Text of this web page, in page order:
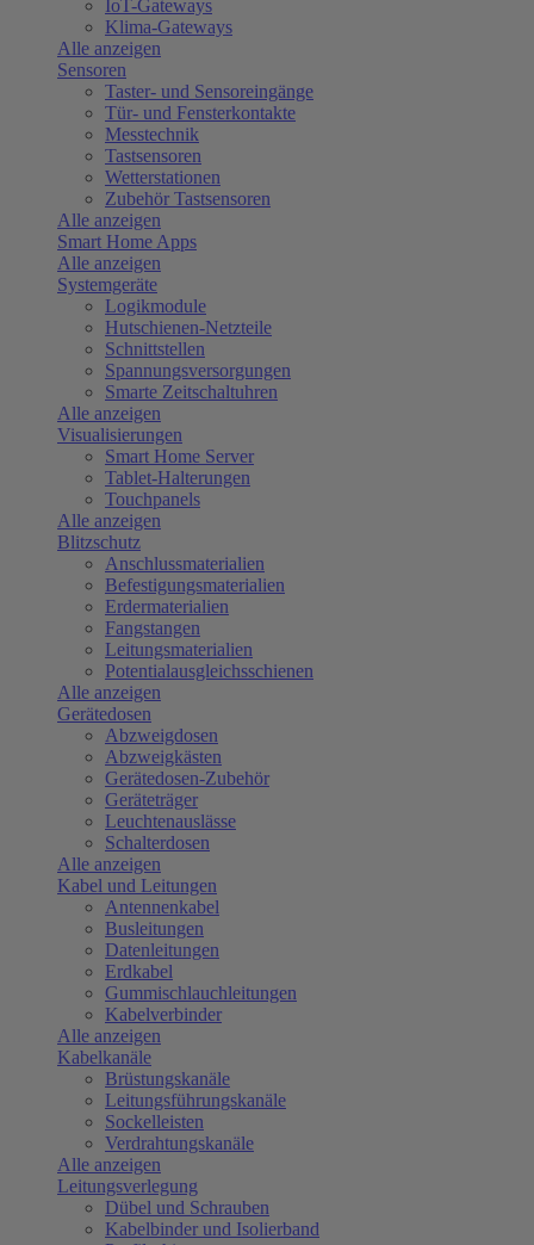
IoT-Gateways
Klima-Gateways
Alle anzeigen
Sensoren
Taster- und Sensoreingänge
Tür- und Fensterkontakte
Messtechnik
Tastsensoren
Wetterstationen
Zubehör Tastsensoren
Alle anzeigen
Smart Home Apps
Alle anzeigen
Systemgeräte
Logikmodule
Hutschienen-Netzteile
Schnittstellen
Spannungsversorgungen
Smarte Zeitschaltuhren
Alle anzeigen
Visualisierungen
Smart Home Server
Tablet-Halterungen
Touchpanels
Alle anzeigen
Blitzschutz
Anschlussmaterialien
Befestigungsmaterialien
Erdermaterialien
Fangstangen
Leitungsmaterialien
Potentialausgleichsschienen
Alle anzeigen
Gerätedosen
Abzweigdosen
Abzweigkästen
Gerätedosen-Zubehör
Geräteträger
Leuchtenauslässe
Schalterdosen
Alle anzeigen
Kabel und Leitungen
Antennenkabel
Busleitungen
Datenleitungen
Erdkabel
Gummischlauchleitungen
Kabelverbinder
Alle anzeigen
Kabelkanäle
Brüstungskanäle
Leitungsführungskanäle
Sockelleisten
Verdrahtungskanäle
Alle anzeigen
Leitungsverlegung
Dübel und Schrauben
Kabelbinder und Isolierband